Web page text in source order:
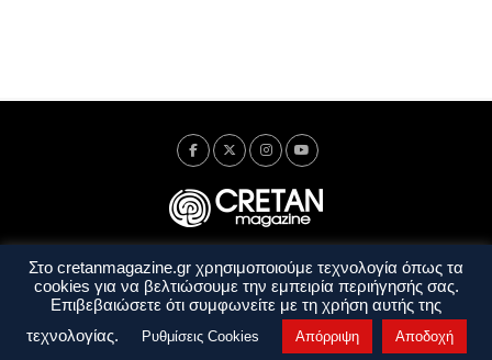
Ταυτότητα Πολιτική Απορρήτου
Όροι Χρήσης
Όροι και Προϋποθέσεις
Στο cretanmagazine.gr χρησιμοποιούμε τεχνολογία όπως τα
cookies για να βελτιώσουμε την εμπειρία περιήγησής σας.
Επιβεβαιώσετε ότι συμφωνείτε με τη χρήση αυτής της
τεχνολογίας.
Ρυθμίσεις Cookies Απόρριψη Αποδοχή